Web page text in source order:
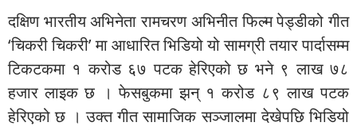
दक्षिण भारतीय अभिनेता रामचरण अभिनीत फिल्म पेड्डीको गीत
‘चिकरी चिकरी’ मा आधारित भिडियो यो सामग्री तयार पार्दासम्म
टिकटकमा १ करोड ६७ पटक हेरिएको छ भने ९ लाख ७८
हजार लाइक छ । फेसबुकमा झन् १ करोड ८९ लाख पटक
हेरिएको छ । उक्त गीत सामाजिक सञ्जालमा देखेपछि भिडियो